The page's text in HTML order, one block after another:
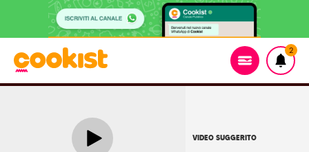
2
VIDEO SUGGERITO